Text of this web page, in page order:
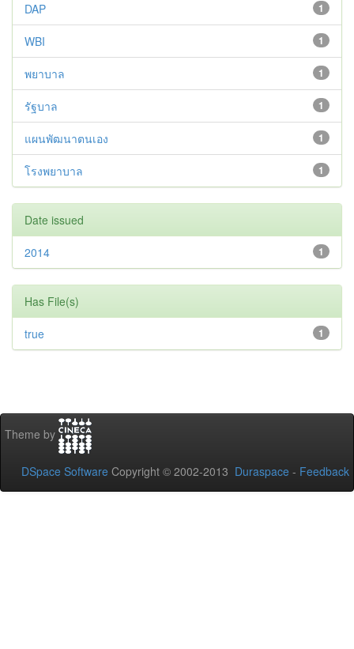
1
DAP
1
WBI
1
พยาบาล
1
รัฐบาล
1
แผนพัฒนาตนเอง
1
โรงพยาบาล
Date issued
1
2014
Has File(s)
1
true
Theme by
DSpace Software Copyright © 2002-2013 Duraspace - Feedback